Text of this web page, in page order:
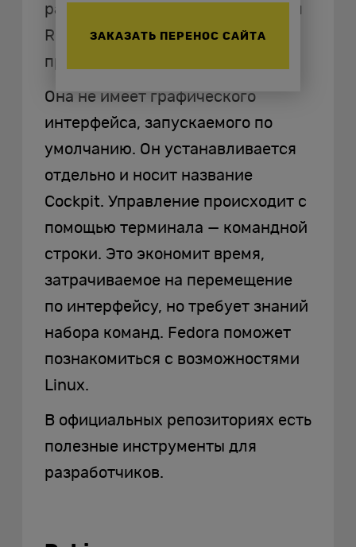
развитием занимаются компания
Red Hat и представители
профессионального сообщества.
Она не имеет графического
интерфейса, запускаемого по
умолчанию. Он устанавливается
отдельно и носит название
Cockpit. Управление происходит с
помощью терминала — командной
строки. Это экономит время,
затрачиваемое на перемещение
по интерфейсу, но требует знаний
набора команд. Fedora поможет
познакомиться с возможностями
Linux.
В официальных репозиториях есть
полезные инструменты для
разработчиков.
ЗАКАЗАТЬ ПЕРЕНОС САЙТА